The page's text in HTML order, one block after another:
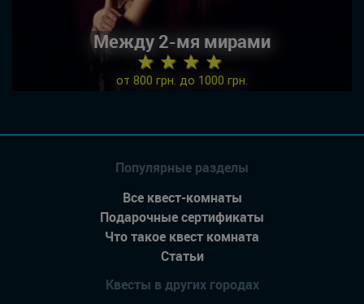
Между 2-мя мирами
★ ★ ★ ★
от 800 грн. до 1000 грн.
Популярные разделы
Все квест-комнаты
Подарочные сертификаты
Что такое квест комната
Статьи
Квесты в других городах